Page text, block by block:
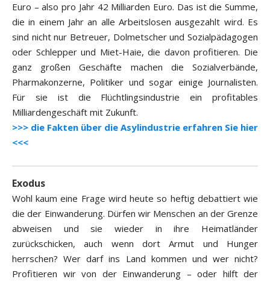
Euro – also pro Jahr 42 Milliarden Euro. Das ist die Summe,
die in einem Jahr an alle Arbeitslosen ausgezahlt wird. Es
sind nicht nur Betreuer, Dolmetscher und Sozialpädagogen
oder Schlepper und Miet-Haie, die davon profitieren. Die
ganz großen Geschäfte machen die Sozialverbände,
Pharmakonzerne, Politiker und sogar einige Journalisten.
Für sie ist die Flüchtlingsindustrie ein profitables
Milliardengeschäft mit Zukunft.
>>> die Fakten über die Asylindustrie erfahren Sie hier
<<<
Exodus
Wohl kaum eine Frage wird heute so heftig debattiert wie
die der Einwanderung. Dürfen wir Menschen an der Grenze
abweisen und sie wieder in ihre Heimatländer
zurückschicken, auch wenn dort Armut und Hunger
herrschen? Wer darf ins Land kommen und wer nicht?
Profitieren wir von der Einwanderung – oder hilft der